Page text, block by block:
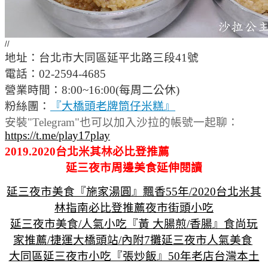
//
地址：台北市大同區延平北路三段41號
電話：02-2594-4685
營業時間：8:00~16:00(每周二公休)
粉絲團：
『大橋頭老牌筒仔米糕』
安裝"Telegram"也可以加入沙拉的帳號一起聊：
https://t.me/play17play
2019.2020台北米其林必比登推薦
延三夜市周邊美食延伸閱讀
延三夜市美食『施家湯圓』飄香55年/2020台北米其
林指南必比登推薦夜市街頭小吃
延三夜市美食/人氣小吃『黃 大腸煎/香腸』食尚玩
家推薦/捷運大橋頭站/內附7攤延三夜市人氣美食
大同區延三夜市小吃『張炒飯』50年老店台灣本土